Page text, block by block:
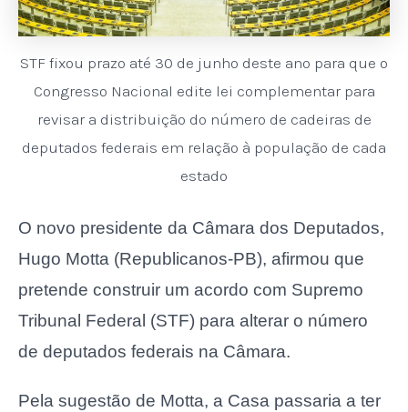
STF fixou prazo até 30 de junho deste ano para que o
Congresso Nacional edite lei complementar para
revisar a distribuição do número de cadeiras de
deputados federais em relação à população de cada
estado
O novo presidente da Câmara dos Deputados,
Hugo Motta (Republicanos-PB), afirmou que
pretende construir um acordo com Supremo
Tribunal Federal (STF) para alterar o número
de deputados federais na Câmara.
Pela sugestão de Motta, a Casa passaria a ter